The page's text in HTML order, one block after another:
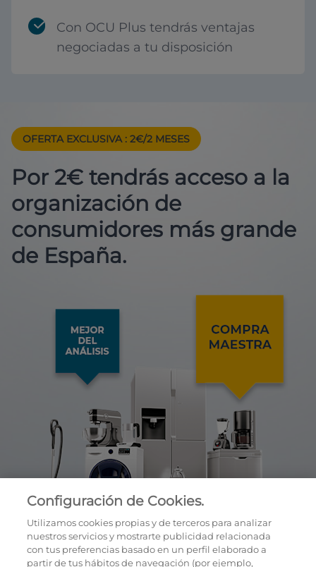
Con OCU Plus tendrás ventajas
negociadas a tu disposición
OFERTA EXCLUSIVA : 2€/2 MESES
Por 2€ tendrás acceso a la
organización de
consumidores más grande
de España.
Configuración de Cookies.
Utilizamos cookies propias y de terceros para analizar
nuestros servicios y mostrarte publicidad relacionada
con tus preferencias basado en un perfil elaborado a
partir de tus hábitos de navegación (por ejemplo,